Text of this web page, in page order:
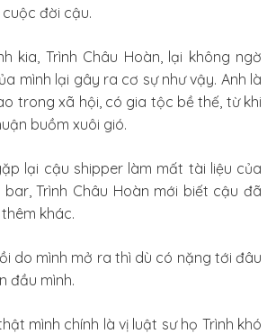
đời cậu.
kia, Trình Châu Hoàn, lại không ngờ
mình lại gây ra cơ sự như vậy. Anh là
trong xã hội, có gia tộc bề thế, từ khi
buồm xuôi gió.
lại cậu shipper làm mất tài liệu của
Trình Châu Hoàn mới biết cậu đã
khác.
do mình mở ra thì dù có nặng tới đâu
đầu mình.
mình chính là vị luật sư họ Trình khó